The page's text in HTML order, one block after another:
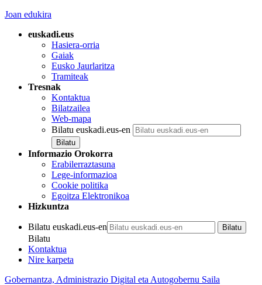
Joan edukira
euskadi.eus
Hasiera-orria
Gaiak
Eusko Jaurlaritza
Tramiteak
Tresnak
Kontaktua
Bilatzailea
Web-mapa
Bilatu euskadi.eus-en
Informazio Orokorra
Erabilerraztasuna
Lege-informazioa
Cookie politika
Egoitza Elektronikoa
Hizkuntza
Bilatu euskadi.eus-en
Bilatu
Kontaktua
Nire karpeta
Gobernantza, Administrazio Digital eta Autogobernu Saila